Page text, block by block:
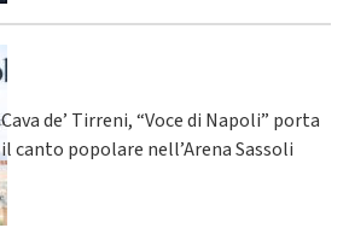
Cava de’ Tirreni, “Voce di Napoli” porta
il canto popolare nell’Arena Sassoli